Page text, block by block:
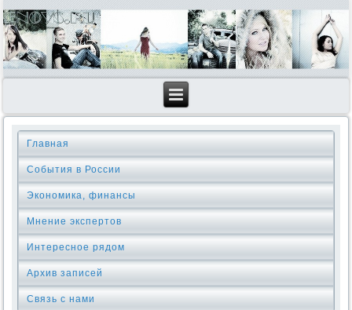
Главная
События в России
Экономика, финансы
Мнение экспертов
Интересное рядом
Архив записей
Связь с нами